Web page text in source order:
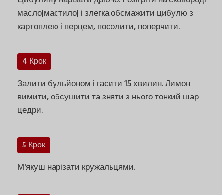
масло|мастило| і злегка обсмажити цибулю з
картоплею і перцем, посолити, поперчити.
4 Крок
Залити бульйоном і гасити 15 хвилин. Лимон
вимити, обсушити та зняти з нього тонкий шар
цедри.
5 Крок
М'якуш нарізати кружальцями.